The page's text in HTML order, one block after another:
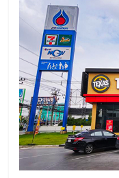
ทุน
ไว,
ที่
ปรึกษา